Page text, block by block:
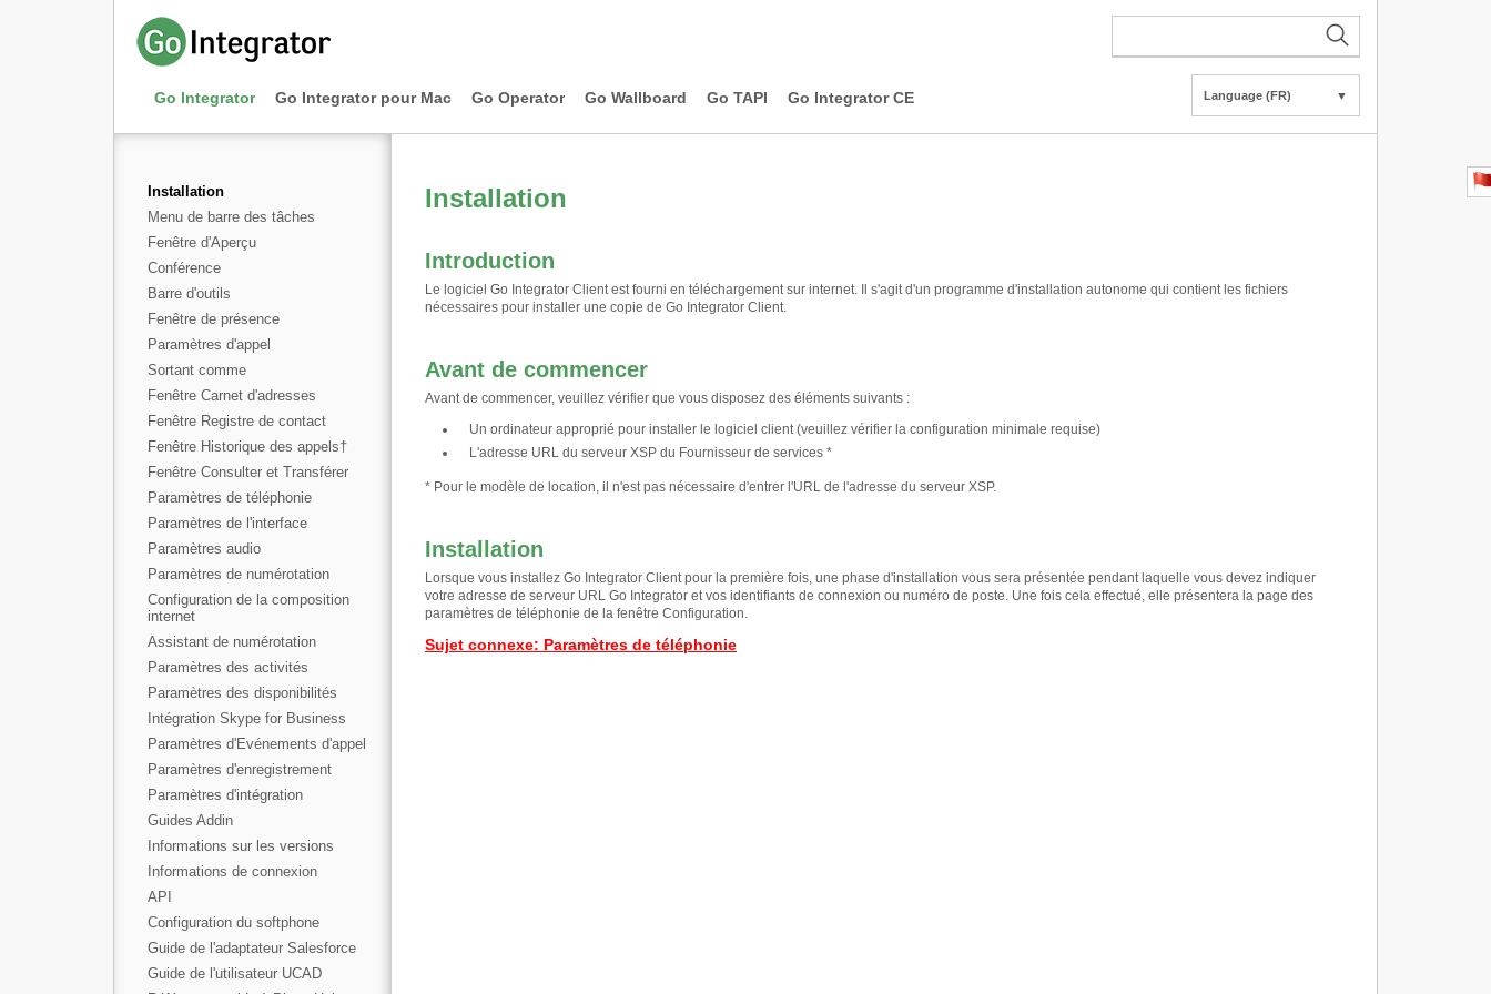
Go Integrator Go Integrator pour Mac Go Operator Go Wallboard Go TAPI Go Integrator CE Language (FR) ▼
Installation
Menu de barre des tâches
Fenêtre d'Aperçu
Conférence
Barre d'outils
Fenêtre de présence
Paramètres d'appel
Sortant comme
Fenêtre Carnet d'adresses
Fenêtre Registre de contact
Fenêtre Historique des appels†
Fenêtre Consulter et Transférer
Paramètres de téléphonie
Paramètres de l'interface
Paramètres audio
Paramètres de numérotation
Configuration de la composition
internet
Assistant de numérotation
Paramètres des activités
Paramètres des disponibilités
Intégration Skype for Business
Paramètres d'Evénements d'appel
Paramètres d'enregistrement
Paramètres d'intégration
Guides Addin
Informations sur les versions
Informations de connexion
API
Configuration du softphone
Guide de l'adaptateur Salesforce
Guide de l'utilisateur UCAD
Installation
Introduction
Le logiciel Go Integrator Client est fourni en téléchargement sur internet. Il s'agit d'un programme d'installation autonome qui contient les fichiers
nécessaires pour installer une copie de Go Integrator Client.
Avant de commencer
Avant de commencer, veuillez vérifier que vous disposez des éléments suivants :
Un ordinateur approprié pour installer le logiciel client (veuillez vérifier la configuration minimale requise)
L'adresse URL du serveur XSP du Fournisseur de services *
* Pour le modèle de location, il n'est pas nécessaire d'entrer l'URL de l'adresse du serveur XSP.
Installation
Lorsque vous installez Go Integrator Client pour la première fois, une phase d'installation vous sera présentée pendant laquelle vous devez indiquer
votre adresse de serveur URL Go Integrator et vos identifiants de connexion ou numéro de poste. Une fois cela effectué, elle présentera la page des
paramètres de téléphonie de la fenêtre Configuration.
Sujet connexe: Paramètres de téléphonie